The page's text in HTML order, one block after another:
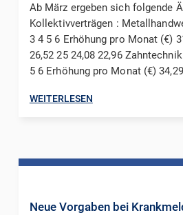
Ab März ergeben sich folgende
Kollektivverträgen :
3 4 5 6 Erhöhung pro Monat (€)
26,52 25 24,08 22,96
5 6 Erhöhung pro Monat (€)
WEITERLESEN
Neue Vorgaben bei